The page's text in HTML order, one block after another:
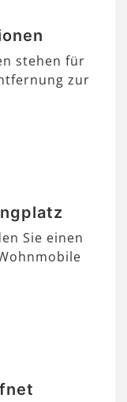
stehen für
zur
Sie einen